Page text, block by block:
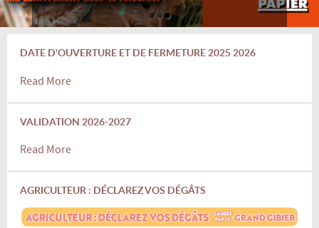
DATE D'OUVERTURE ET DE FERMETURE 2025 2026
Read More
VALIDATION 2026-2027
Read More
AGRICULTEUR : DÉCLAREZ VOS DÉGÂTS